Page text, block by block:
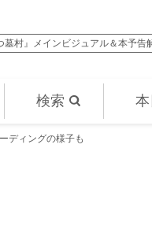
墓村』メインビジュアル＆本予
検索
ディングの様子も